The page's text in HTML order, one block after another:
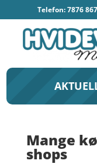
Telefon: 7876
Mange
shops